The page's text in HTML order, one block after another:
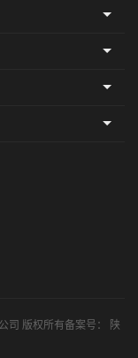
版权所有备案号：
陕